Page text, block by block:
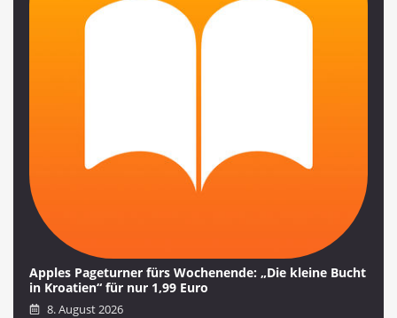
Apples Pageturner fürs Wochenende: „Die kleine Bucht
in Kroatien“ für nur 1,99 Euro
8. August 2026